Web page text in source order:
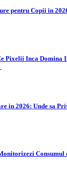
pentru Copii in
Pixelii Inca Domina
in 2026: Unde sa
Consumul